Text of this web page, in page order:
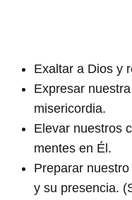
Exaltar a Dios y
Expresar
misericordia.
Elevar nuestros
mentes en Él.
Preparar
y su presencia.